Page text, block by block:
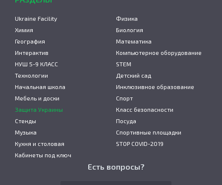
Ukraine Facility
Физика
Химия
Биология
География
Математика
Интерактив
Компьютерное оборудование
НУШ 5-9 КЛАСС
STEM
Технологии
Детский сад
Начальная школа
Инклюзивное образование
Мебель и доски
Спорт
Защита Украины
Класс безопасности
Стенды
Посуда
Музыка
Спортивные площадки
Кухня и столовая
STOP COVID-2019
Кабинеты под ключ
Есть вопросы?